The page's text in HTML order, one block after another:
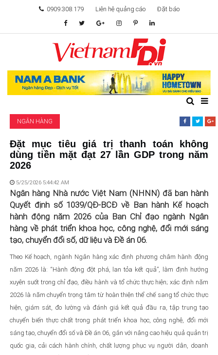
0909.308.179 Liên hệ quảng cáo Đặt báo
TÂM ĐIỂM ĐẦU TƯ
TÀI CHÍNH
KHỞI NGHIỆP
GIẢI TRÍ & CÔNG NGHỆ
NGÂN HÀNG
Đặt mục tiêu giá trị thanh toán không
dùng tiền mặt đạt 27 lần GDP trong năm
2026
5/25/2026 5:44:42 AM
Ngân hàng Nhà nước Việt Nam (NHNN) đã ban hành
Quyết định số 1039/QĐ-BCĐ về Ban hành Kế hoạch
hành động năm 2026 của Ban Chỉ đạo ngành Ngân
hàng về phát triển khoa học, công nghệ, đổi mới sáng
tạo, chuyển đổi số, dữ liệu và Đề án 06.
Theo Kế hoạch, ngành Ngân hàng xác định phương châm hành động
năm 2026 là: “Hành động đột phá, lan tỏa kết quả”, làm định hướng
xuyên suốt trong chỉ đạo, điều hành và tổ chức thực hiện; xác định năm
2026 là năm chuyển trọng tâm từ hoàn thiện thể chế sang tổ chức thực
hiện, giám sát, đo lường và đánh giá kết quả đầu ra, tập trung tạo
chuyển biến thực chất trong phát triển khoa học, công nghệ, đổi mới
sáng tạo, chuyển đổi số và Đề án 06, gắn với nâng cao hiệu quả quản trị
quốc gia, cải cách hành chính, chất lượng phục vụ người dân, doanh